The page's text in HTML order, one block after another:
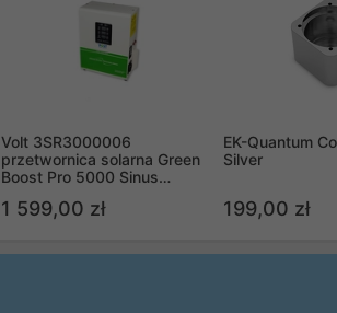
Volt 3SR3000006
przetwornica solarna Green
Boost Pro 5000 Sinus
1 599,00 zł
EK-Quantum
Silver
199,00 zł